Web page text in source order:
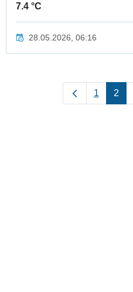
7.4 °C
28.05.2026, 06:16
1 2